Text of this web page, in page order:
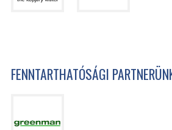
FENNTARTHATÓSÁGI